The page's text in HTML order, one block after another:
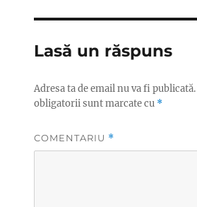
Lasă un răspuns
Adresa ta de email nu va fi publicată.
obligatorii sunt marcate cu *
COMENTARIU *